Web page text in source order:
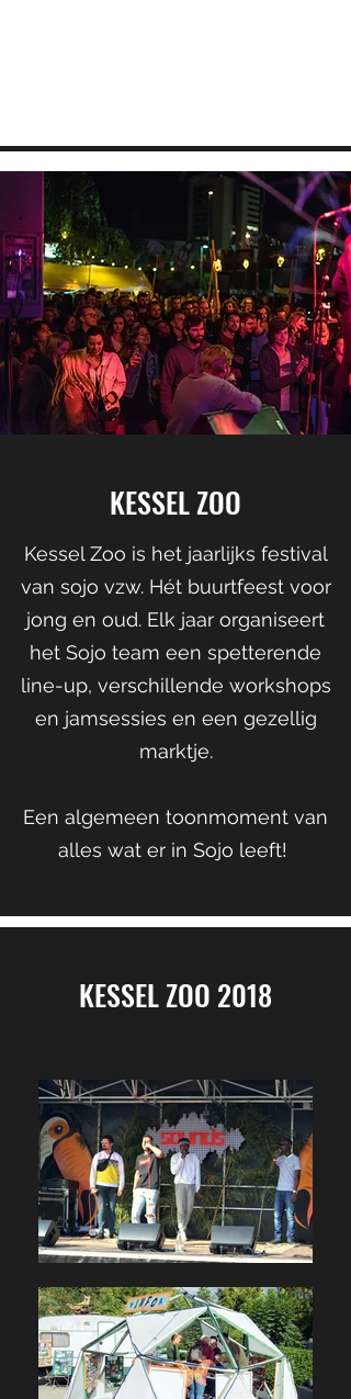
KESSEL ZOO
Kessel Zoo is het jaarlijks festival
van sojo vzw. Hét buurtfeest voor
jong en oud. Elk jaar organiseert
het Sojo team een spetterende
line-up, verschillende workshops
en jamsessies en een gezellig
marktje.
Een algemeen toonmoment van
alles wat er in Sojo leeft!
KESSEL ZOO 2018